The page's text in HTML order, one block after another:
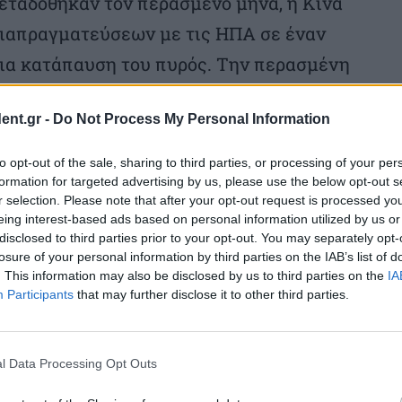
- Do Not Process My Personal Information
opt-out of the sale, sharing to third parties, or processing of your
for targeted advertising by us, please use the below opt-out
selection. Please note that after your opt-out request is processed
interest-based ads based on personal information utilized by us
to third parties prior to your opt-out. You may separately
of your personal information by third parties on the IAB’s list of
This information may also be disclosed by us to third parties on the
Participants that may further disclose it to other third parties.
Data Processing Opt Outs
με τις ΗΠΑ σε έναν
κατάπαυση του πυρός. Την περασμένη
Αμπάς Αραγτσί συναντήθηκε με
στο Πεκίνο. Σύμφωνα με το Πεκίνο, ο
των εχθροπραξιών» στη Μέση
το Ιράν στη διασφάλιση της
του».
σαφές ότι θέλουν τη βοήθεια της
το Ιράν. Ο υπουργός Οικονομικών των
κυβέρνηση θέλει να δει το
Ιράν προκειμένου να ανοίξει και πάλι